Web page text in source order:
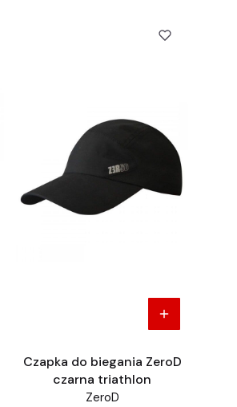
Czapka do biegania ZeroD
czarna triathlon
ZeroD